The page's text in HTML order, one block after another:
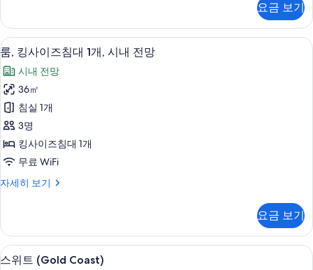
장
애
인
지
원
(Shower)
사
진
모
두
즈
침
대
1
개,
장
애
인
지
원
(Shower)
자
히
요금 보기
룸,
킹
사
이
즈
침
대
개,
내
전
망
룸, 킹사이즈침대 1개, 시내 전망 | 고
7
룸, 킹사이즈침대 1개, 시내 전망
시내 전망
36㎡
침실 1개
3명
킹사이즈침대 1개
무료 WiFi
자세히 보기
룸,
즈
침
대
요금 보기
스 11
스위트 (Gold Coast)